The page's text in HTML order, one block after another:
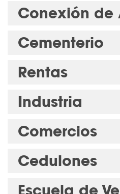
Conexión de
Cementerio
Rentas
Industria
Comercios
Cedulones